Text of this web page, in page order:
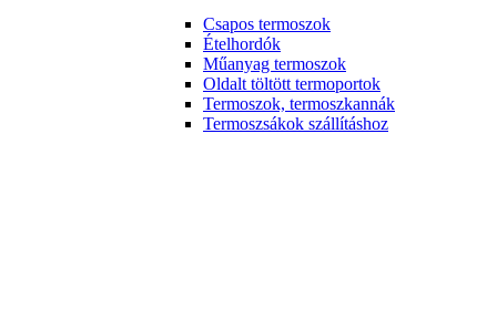
Csapos termoszok
Ételhordók
Műanyag termoszok
Oldalt töltött termoportok
Termoszok, termoszkannák
Termoszsákok szállításhoz